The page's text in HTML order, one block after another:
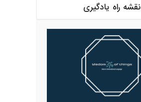
نقشه راه یادگیری